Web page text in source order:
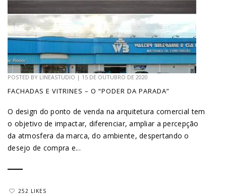
POSTED BY LINEASTUDIO | 15 DE OUTUBRO DE 2020
FACHADAS E VITRINES – O “PODER DA PARADA”
O design do ponto de venda na arquitetura comercial tem
o objetivo de impactar, diferenciar, ampliar a percepção
da atmosfera da marca, do ambiente, despertando o
desejo de compra e...
252 LIKES